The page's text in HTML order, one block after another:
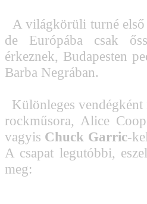
A világkörüli turné első
de Európába csak
érkeznek, Budapesten
Barba Negrában.
Különleges
rockműsora, Alice
vagyis Chuck Garric-
A csapat legutóbbi,
meg: